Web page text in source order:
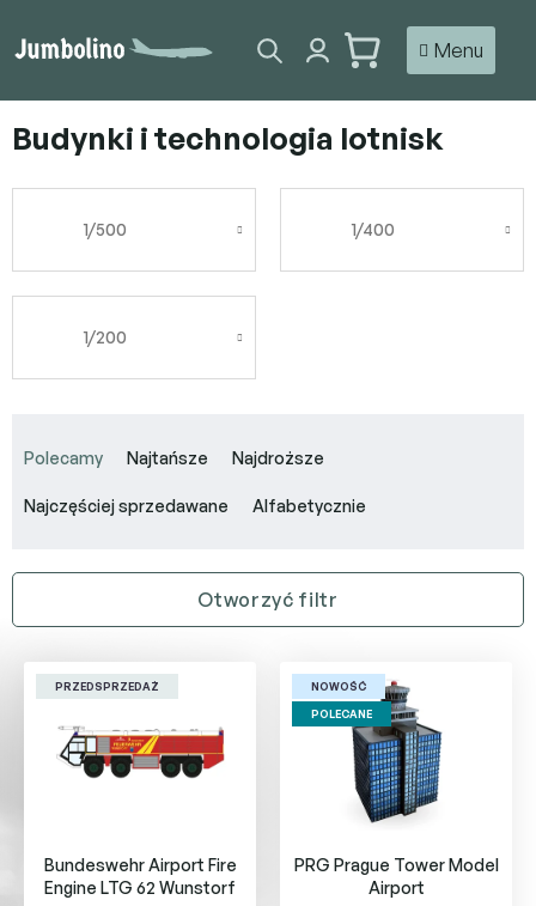
do
treści
KOSZYK
Budynki i technologia lotnisk
1/500 1/400
1/200
o
a
i
Polecamy Najtańsze Najdroższe
Najczęściej sprzedawane Alfabetycznie
Otworzyć filtr
PRZEDSPRZEDAŻ
Bundeswehr Airport Fire
Engine LTG 62 Wunstorf
NOWOŚĆ
POLECANE
PRG Prague Tower Model
Airport